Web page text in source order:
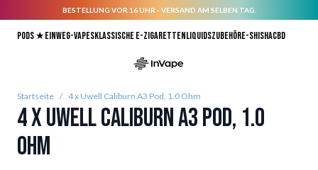
BESTELLUNG VOR 16 UHR - VERSAND AM SELBEN TAG.
Pods ★Einweg-VapesKlassische E-ZigarettenLiquidsZubehörE-ShishaCBD
Startseite / 4 x Uwell Caliburn A3 Pod, 1.0 Ohm
4 x Uwell Caliburn A3 Pod, 1.0
Ohm